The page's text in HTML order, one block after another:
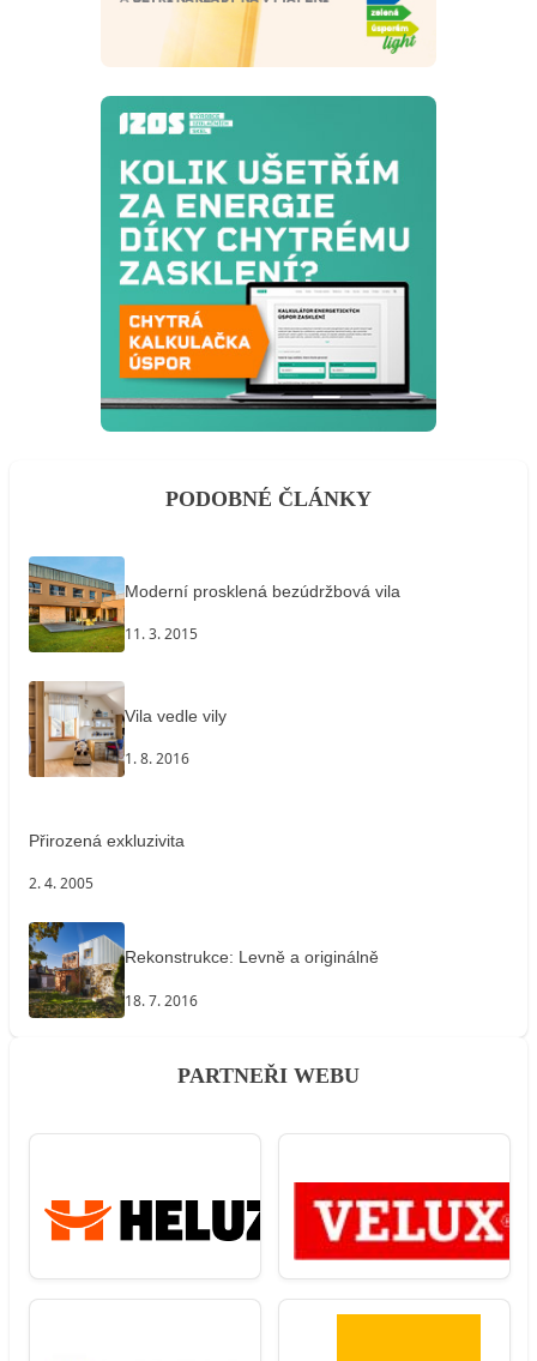
PODOBNÉ ČLÁNKY
Moderní prosklená bezúdržbová vila
11. 3. 2015
Vila vedle vily
1. 8. 2016
Přirozená exkluzivita
2. 4. 2005
Rekonstrukce: Levně a originálně
18. 7. 2016
PARTNEŘI WEBU